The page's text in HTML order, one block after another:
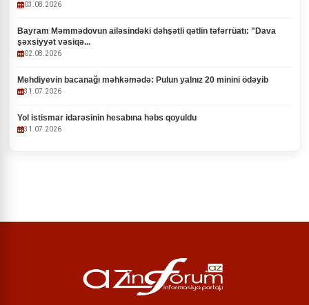
03.08.2026
Bayram Məmmədovun ailəsindəki dəhşətli qətlin təfərrüatı: "Dava
şəxsiyyət vəsiqə...
02.08.2026
Mehdiyevin bacanağı məhkəmədə: Pulun yalnız 20 minini ödəyib
31.07.2026
Yol istismar idarəsinin hesabına həbs qoyuldu
31.07.2026